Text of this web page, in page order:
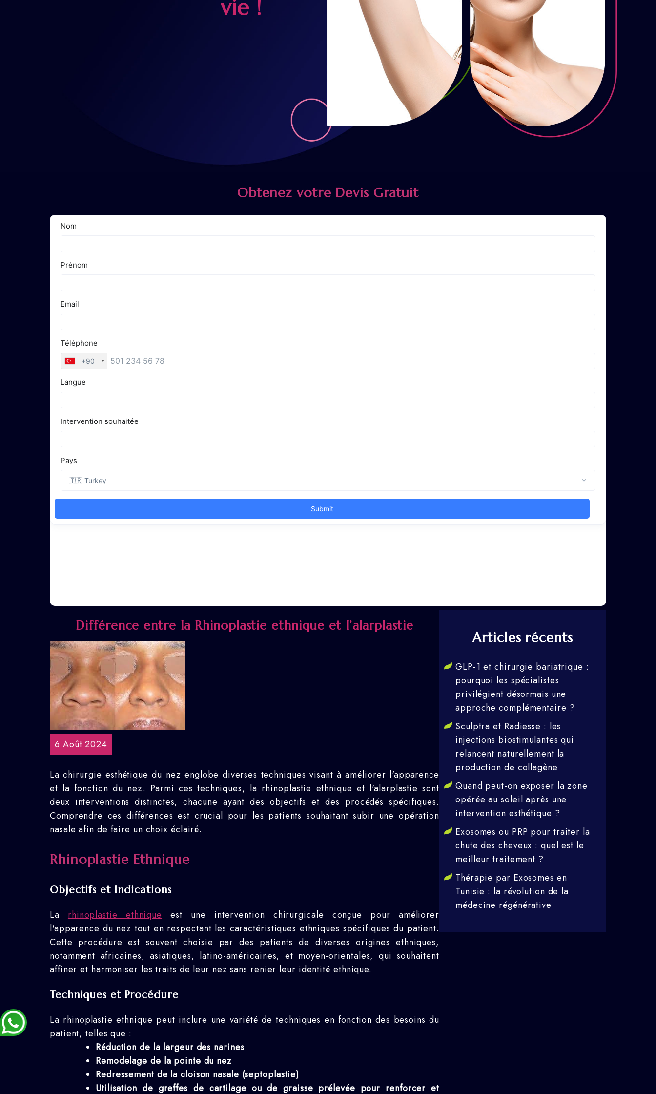
vie !
Obtenez votre Devis Gratuit
Différence entre la Rhinoplastie ethnique et l’alarplastie
6 Août 2024
La chirurgie esthétique du nez englobe diverses techniques visant à améliorer l'apparence
et la fonction du nez. Parmi ces techniques, la rhinoplastie ethnique et l'alarplastie sont
deux interventions distinctes, chacune ayant des objectifs et des procédés spécifiques.
Comprendre ces différences est crucial pour les patients souhaitant subir une opération
nasale afin de faire un choix éclairé.
Rhinoplastie Ethnique
Objectifs et Indications
La rhinoplastie ethnique est une intervention chirurgicale conçue pour améliorer
l'apparence du nez tout en respectant les caractéristiques ethniques spécifiques du patient.
Cette procédure est souvent choisie par des patients de diverses origines ethniques,
notamment africaines, asiatiques, latino-américaines, et moyen-orientales, qui souhaitent
affiner et harmoniser les traits de leur nez sans renier leur identité ethnique.
Techniques et Procédure
La rhinoplastie ethnique peut inclure une variété de techniques en fonction des besoins du
patient, telles que :
Réduction de la largeur des narines
Remodelage de la pointe du nez
Redressement de la cloison nasale (septoplastie)
Utilisation de greffes de cartilage ou de graisse prélevée pour renforcer et
Articles récents
GLP-1 et chirurgie bariatrique :
pourquoi les spécialistes
privilégient désormais une
approche complémentaire ?
Sculptra et Radiesse : les
injections biostimulantes qui
relancent naturellement la
production de collagène
Quand peut-on exposer la zone
opérée au soleil après une
intervention esthétique ?
Exosomes ou PRP pour traiter la
chute des cheveux : quel est le
meilleur traitement ?
Thérapie par Exosomes en
Tunisie : la révolution de la
médecine régénérative